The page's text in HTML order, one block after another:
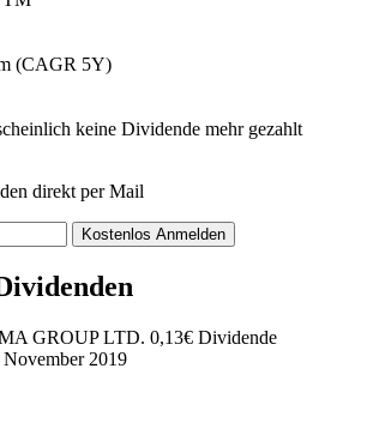
(CAGR 5Y)
keine Dividende mehr gezahlt
direkt per Mail
Kostenlos Anmelden
GROUP LTD. 0,13€ Dividende
November 2019